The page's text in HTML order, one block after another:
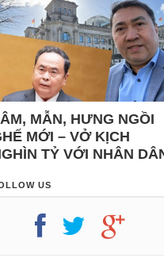
MẪN, HƯNG NGỒI
MỚI – VỞ KỊCH
TỶ VỚI NHÂN
US